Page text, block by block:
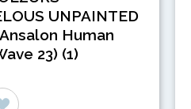
UNPAINTED
Human
23) (1)